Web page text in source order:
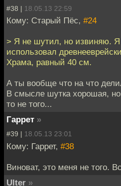
#38 | 18.05.13 22:59
Кому: Старый Пёс, #24
> Я не шутил, но извиняю.
использовал
Храма, равный 40 см.
А ты вообще что на что
В смысле шутка хорошая,
то не того...
Гаррет »
#39 | 18.05.13 23:01
Кому: Гаррет, #38
Виноват, это меня не того.
Ulter »